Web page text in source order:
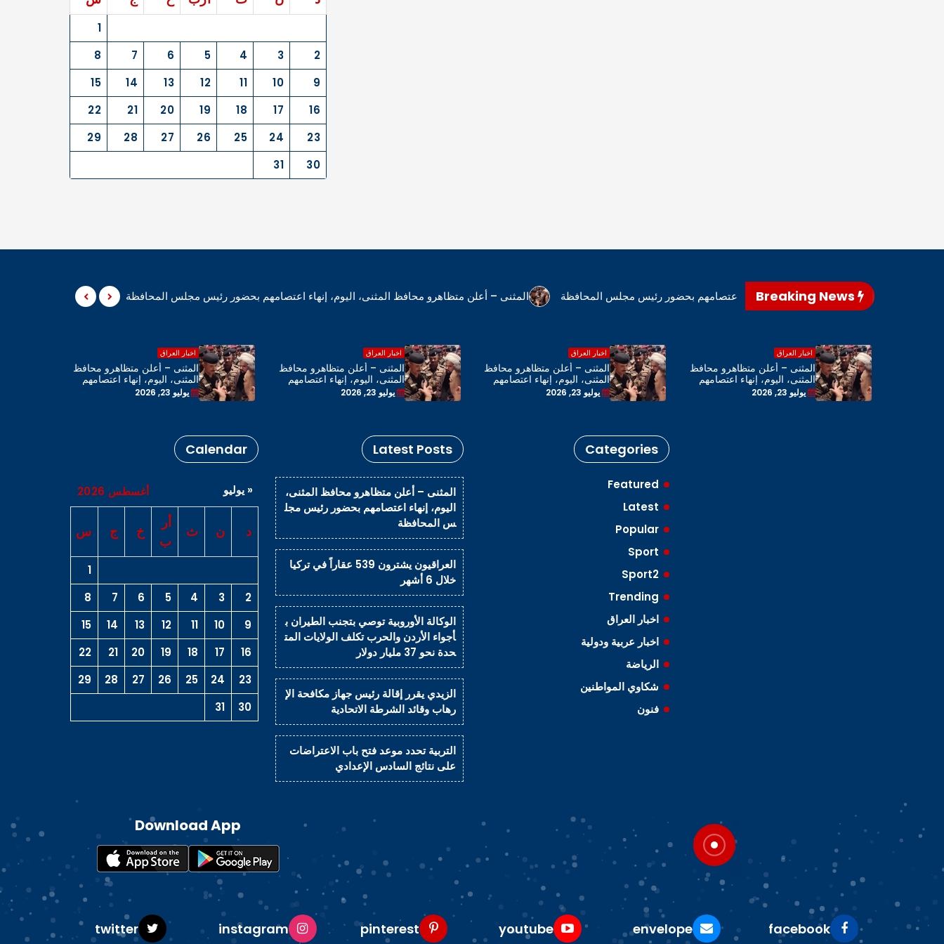
1
2
3
4
5
6
7
8
9
10
11
12
13
14
15
16
17
18
19
20
21
22
23
24
25
26
27
28
29
30
31
المثنى – أعلن المثنى – أعلن متظاهرو محافظ المثنى، اليوم، إنهاء اعتصامهم بحضور رئيس مجلس المحافظة – أعلن متظاهرو محافظ المثنى، اليوم، إنهاء اعتصامهم بحضور رئيس مجلس المحافظة
اخبار العراق
المثنى – أعلن متظاهرو محافظ
المثنى، اليوم، إنهاء اعتصامهم
بحضور رئيس مجلس المحافظة
يوليو 23, 2026
اخبار العراق
المثنى – أعلن متظاهرو محافظ
المثنى، اليوم، إنهاء اعتصامهم
بحضور رئيس مجلس المحافظة
يوليو 23, 2026
اخبار العراق
المثنى – أعلن متظاهرو محافظ
المثنى، اليوم، إنهاء اعتصامهم
بحضور رئيس مجلس المحافظة
يوليو 23, 2026
اخبار العراق
المثنى – أعلن متظاهرو محافظ
المثنى، اليوم، إنهاء اعتصامهم
بحضور رئيس مجلس المحافظة
يوليو 23, 2026
Categories
Featured
Latest
Popular
Sport
Sport2
Trending
اخبار العراق
اخبار عربية ودولية
الرياضة
شكاوي المواطنين
فنون
Latest Posts
المثنى – أعلن متظاهرو محافظ المثنى،
اليوم، إنهاء اعتصامهم بحضور رئيس مجل
س المحافظة
العراقيون يشترون 539 عقاراً في تركيا
خلال 6 أشهر
الوكالة الأوروبية توصي بتجنب الطيران ب
أجواء الأردن والحرب تكلف الولايات المت
حدة نحو 37 مليار دولار
الزيدي يقرر إقالة رئيس جهاز مكافحة الإ
رهاب وقائد الشرطة الاتحادية
التربية تحدد موعد فتح باب الاعتراضات
على نتائج السادس الإعدادي
Calendar
أغسطس 2026
د ن ث
أر
ب
خ ج س
1
2
3
4
5
6
7
8
9
10
11
12
13
14
15
16
17
18
19
20
21
22
23
24
25
26
27
28
29
30
31
« يوليو
Download App
twitter instagram pinterest youtube envelope facebook